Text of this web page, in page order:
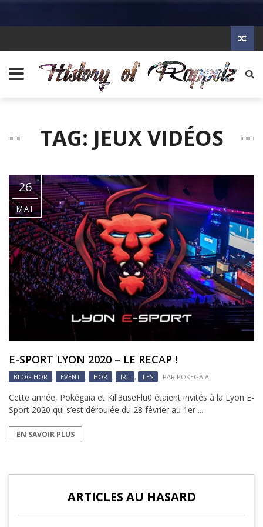
TAG: JEUX VIDÉOS
26
MAI
E-SPORT LYON 2020 – LE RECAP !
BLOG HOR , EVENT , HOR , IRL , LES PAR POKEGAIA
Cette année, Pokégaia et Kill3useFlu0 étaient invités à la Lyon E-
Sport 2020 qui s’est déroulée du 28 février au 1er ...
EN SAVOIR PLUS
ARTICLES AU HASARD